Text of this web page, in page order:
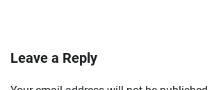
Leave a Reply